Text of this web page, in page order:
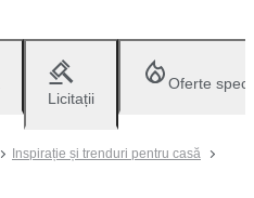
Licitații
Oferte
Inspirație și trenduri pentru casă